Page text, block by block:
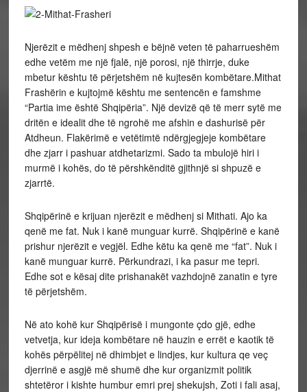
Njerëzit e mëdhenj shpesh e bëjnë veten të paharrueshëm
edhe vetëm me një fjalë, një porosi, një thirrje, duke
mbetur kështu të përjetshëm në kujtesën kombëtare.Mithat
Frashërin e kujtojmë kështu me sentencën e famshme
“Partia ime është Shqipëria”. Një devizë që të merr sytë me
dritën e idealit dhe të ngrohë me afshin e dashurisë për
Atdheun. Flakërimë e vetëtimtë ndërgjegjeje kombëtare
dhe zjarr i pashuar atdhetarizmi. Sado ta mbulojë hiri i
murmë i kohës, do të përshkënditë gjithnjë si shpuzë e
zjarrtë.
Shqipërinë e krijuan njerëzit e mëdhenj si Mithati. Ajo ka
qenë me fat. Nuk i kanë munguar kurrë. Shqipërinë e kanë
prishur njerëzit e vegjël. Edhe këtu ka qenë me “fat”. Nuk i
kanë munguar kurrë. Përkundrazi, i ka pasur me tepri.
Edhe sot e kësaj dite prishanakët vazhdojnë zanatin e tyre
të përjetshëm.
Në ato kohë kur Shqipërisë i mungonte çdo gjë, edhe
vetvetja, kur ideja kombëtare në hauzin e errët e kaotik të
kohës përpëlitej në dhimbjet e lindjes, kur kultura qe veç
djerrinë e asgjë më shumë dhe kur organizmit politik
shtetëror i kishte humbur emri prej shekujsh, Zoti i fali asaj,